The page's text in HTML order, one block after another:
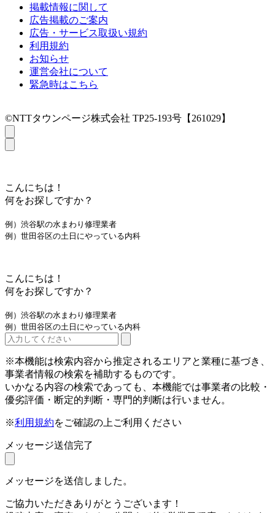
掲載情報に関して
広告掲載のご案内
広告・サービス取扱い規約
利用規約
お知らせ
運営会社について
緊急時はこちら
©NTTタウンページ株式会社 TP25-193号【261029】
こんにちは！
何をお探しですか？
例）渋谷駅の水まわり修理業者
例）世田谷区の土日にやっている内科
こんにちは！
何をお探しですか？
例）渋谷駅の水まわり修理業者
例）世田谷区の土日にやっている内科
※本機能は検索内容から推定されるエリアと業種に基づき、
事業者情報の検索を補助するものです。
いかなる内容の検索であっても、本機能では事業者の比較・
優劣評価・断定的判断・専門的判断は行いません。
※利用規約をご確認の上ご利用ください
メッセージ送信完了
メッセージを送信しました。
ご協力いただきありがとうございます！